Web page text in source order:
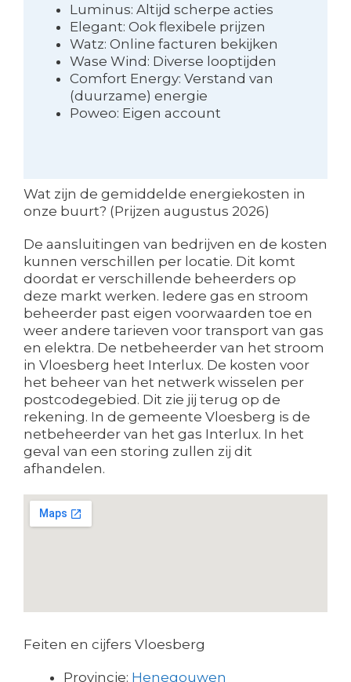
Luminus: Altijd scherpe acties
Elegant: Ook flexibele prijzen
Watz: Online facturen bekijken
Wase Wind: Diverse looptijden
Comfort Energy: Verstand van
(duurzame) energie
Poweo: Eigen account
Wat zijn de gemiddelde energiekosten in
onze buurt? (Prijzen augustus 2026)
De aansluitingen van bedrijven en de kosten
kunnen verschillen per locatie. Dit komt
doordat er verschillende beheerders op
deze markt werken. Iedere gas en stroom
beheerder past eigen voorwaarden toe en
weer andere tarieven voor transport van gas
en elektra. De netbeheerder van het stroom
in Vloesberg heet Interlux. De kosten voor
het beheer van het netwerk wisselen per
postcodegebied. Dit zie jij terug op de
rekening. In de gemeente Vloesberg is de
netbeheerder van het gas Interlux. In het
geval van een storing zullen zij dit
afhandelen.
Feiten en cijfers Vloesberg
Provincie: Henegouwen